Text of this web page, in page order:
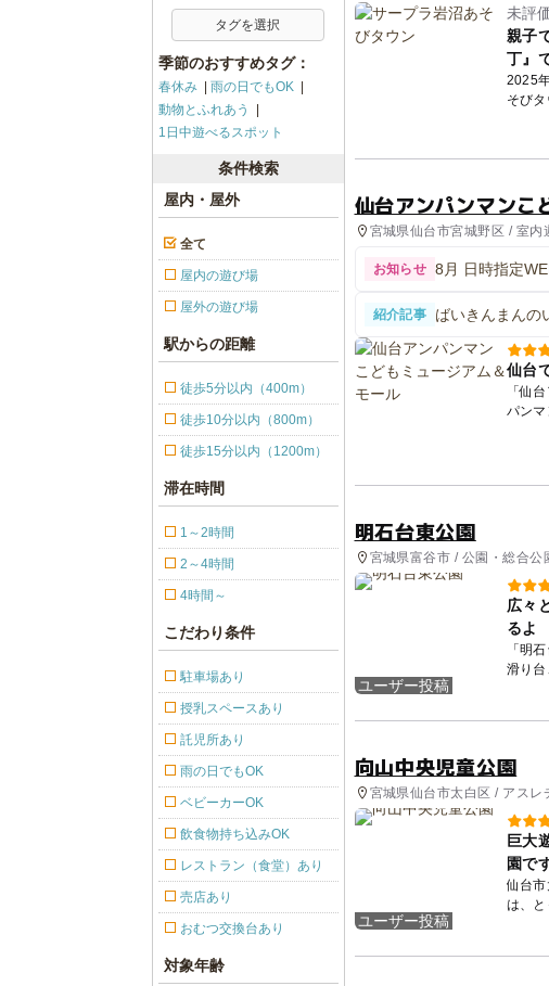
未評
親子
丁』
2025
そび
仙台アンパンマンこ
宮城県仙台市宮城野区 / 室内
お知らせ 8月 日時指定
紹介記事
ばいきんまんの
仙台
「仙
パン
明石台東公園
宮城県富谷市 / 公園・総合公
ユーザー投稿
広々
るよ
「明
滑り
向山中央児童公園
宮城県仙台市太白区 / アスレ
ユーザー投稿
巨大
園で
仙台
は、
タグを選択
季節のおすすめタグ：
春休み
雨の日でもOK
動物とふれあう
1日中遊べるスポット
条件検索
屋内・屋外
全て
屋内の遊び場
屋外の遊び場
駅からの距離
徒歩5分以内（400m）
徒歩10分以内（800m）
徒歩15分以内（1200m）
滞在時間
1～2時間
2～4時間
4時間～
こだわり条件
駐車場あり
授乳スペースあり
託児所あり
雨の日でもOK
ベビーカーOK
飲食物持ち込みOK
レストラン（食堂）あり
売店あり
おむつ交換台あり
対象年齢